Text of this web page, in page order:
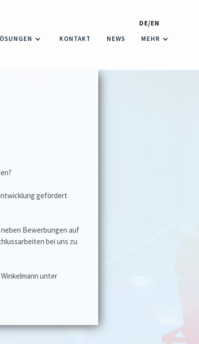
KONTAKT NEWS MEHR
DE/EN
gefördert
Bewerbungen auf
bei uns zu
unter